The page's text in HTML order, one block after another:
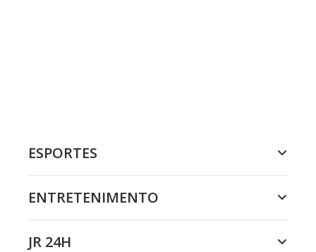
ESPORTES
ENTRETENIMENTO
JR 24H